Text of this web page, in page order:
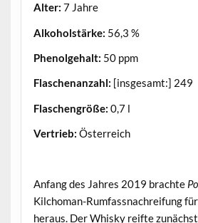
Alter: 7 Jahre
Alkoholstärke: 56,3 %
Phenolgehalt: 50 ppm
Flaschenanzahl: [insgesamt:] 249
Flaschengröße: 0,7 l
Vertrieb: Österreich
Anfang des Jahres 2019 brachte
Kilchoman-Rumfassnachreifung
heraus. Der Whisky reifte